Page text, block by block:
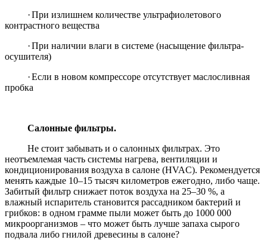
·При излишнем количестве ультрафиолетового
контрастного вещества
·При наличии влаги в системе (насыщение фильтра-
осушителя)
·Если в новом компрессоре отсутствует маслосливная
пробка
Салонные фильтры.
Не стоит забывать и о салонных фильтрах. Это
неотъемлемая часть системы нагрева, вентиляции и
кондиционирования воздуха в салоне (HVAC). Рекомендуется
менять каждые 10–15 тысяч километров ежегодно, либо чаще.
Забитый фильтр снижает поток воздуха на 25–30 %, а
влажный испаритель становится рассадником бактерий и
грибков: в одном грамме пыли может быть до 1000 000
микроорганизмов – что может быть лучше запаха сырого
подвала либо гнилой древесины в салоне?